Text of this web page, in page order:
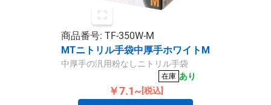
商品番号: TF-350W-M
MTニトリル手袋中厚手ホワイトM
中厚手の汎用粉なしニトリル手袋
在庫 あり
￥7.1~[税込]